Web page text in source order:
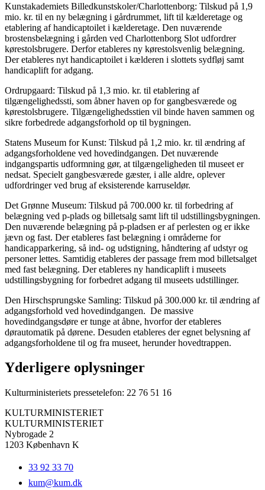
Kunstakademiets Billedkunstskoler/Charlottenborg: Tilskud på 1,9
mio. kr. til en ny belægning i gårdrummet, lift til kælderetage og
etablering af handicaptoilet i kælderetage. Den nuværende
brostensbelægning i gården ved Charlottenborg Slot udfordrer
kørestolsbrugere. Derfor etableres ny kørestolsvenlig belægning.
Der etableres nyt handicaptoilet i kælderen i slottets sydfløj samt
handicaplift for adgang.
Ordrupgaard: Tilskud på 1,3 mio. kr. til etablering af
tilgængelighedssti, som åbner haven op for gangbesværede og
kørestolsbrugere. Tilgængelighedsstien vil binde haven sammen og
sikre forbedrede adgangsforhold op til bygningen.
Statens Museum for Kunst: Tilskud på 1,2 mio. kr. til ændring af
adgangsforholdene ved hovedindgangen. Det nuværende
indgangspartis udformning gør, at tilgængeligheden til museet er
nedsat. Specielt gangbesværede gæster, i alle aldre, oplever
udfordringer ved brug af eksisterende karruseldør.
Det Grønne Museum: Tilskud på 700.000 kr. til forbedring af
belægning ved p-plads og billetsalg samt lift til udstillingsbygningen.
Den nuværende belægning på p-pladsen er af perlesten og er ikke
jævn og fast. Der etableres fast belægning i områderne for
handicapparkering, så ind- og udstigning, håndtering af udstyr og
personer lettes. Samtidig etableres der passage frem mod billetsalget
med fast belægning. Der etableres ny handicaplift i museets
udstillingsbygning for forbedret adgang til museets udstillinger.
Den Hirschsprungske Samling: Tilskud på 300.000 kr. til ændring af
adgangsforhold ved hovedindgangen. De massive
hovedindgangsdøre er tunge at åbne, hvorfor der etableres
dørautomatik på dørene. Desuden etableres der egnet belysning af
adgangsforholdene til og fra museet, herunder hovedtrappen.
Yderligere oplysninger
Kulturministeriets pressetelefon: 22 76 51 16
KULTURMINISTERIET
KULTURMINISTERIET
Nybrogade 2
1203 København K
33 92 33 70
kum@kum.dk